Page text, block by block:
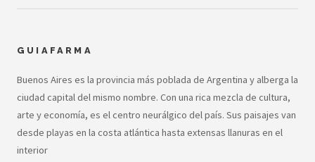
GUIAFARMA
Buenos Aires es la provincia más poblada de Argentina y alberga la
ciudad capital del mismo nombre. Con una rica mezcla de cultura,
arte y economía, es el centro neurálgico del país. Sus paisajes van
desde playas en la costa atlántica hasta extensas llanuras en el
interior